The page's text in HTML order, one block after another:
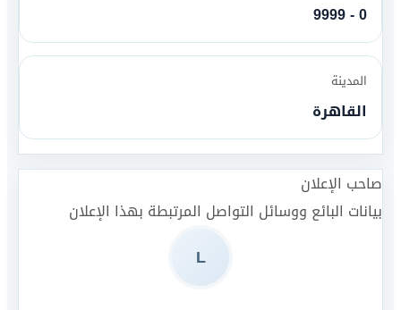
0 - 9999
المدينة
القاهرة
صاحب الإعلان
بيانات البائع ووسائل التواصل المرتبطة بهذا الإعلان
L